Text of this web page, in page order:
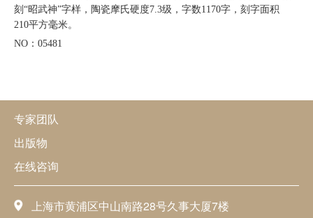
刻“昭武神”字样，陶瓷摩氏硬度7.3级，字数1170字，刻字面积
210平方毫米。
NO：05481
专家团队
出版物
在线咨询
上海市黄浦区中山南路28号久事大厦7楼